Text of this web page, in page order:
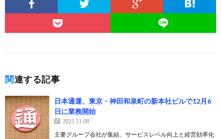
関連する記事
日本通運、東京・神田和泉町の新本社ビルで12月6
日に業務開始
2021.11.08
主要グループ会社が集結、サービスレベル向上と経営効率化